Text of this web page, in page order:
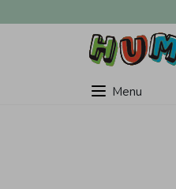
Menu